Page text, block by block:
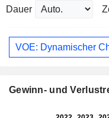
Dauer
VOE: Dynamischer
Gewinn- und